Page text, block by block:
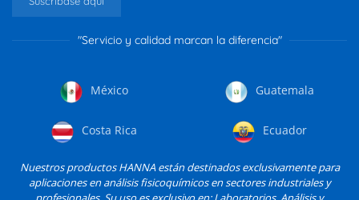
"Servicio y calidad marcan la diferencia"
México Guatemala
Costa Rica Ecuador
Nuestros productos HANNA están destinados exclusivamente para
aplicaciones en análisis fisicoquímicos en sectores industriales y